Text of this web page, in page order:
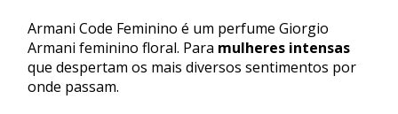
Armani Code Feminino é um perfume Giorgio
Armani feminino floral. Para mulheres intensas
que despertam os mais diversos sentimentos por
onde passam.